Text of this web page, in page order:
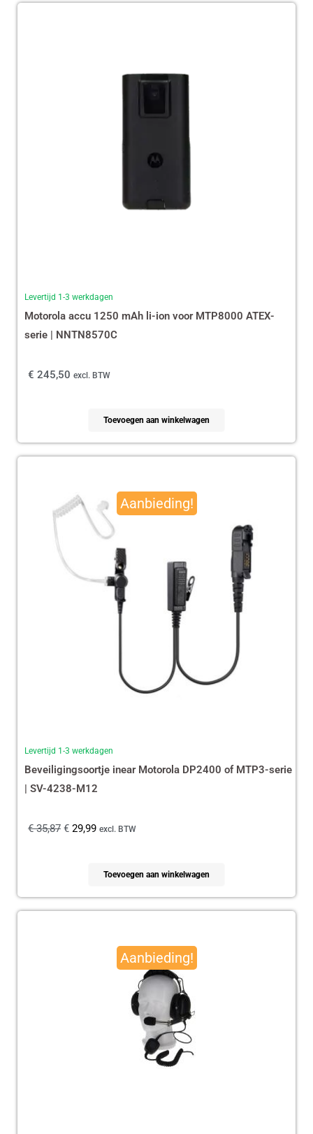
Levertijd 1-3 werkdagen
Motorola accu 1250 mAh li-ion voor MTP8000 ATEX-
serie | NNTN8570C
€ 245,50 excl. BTW
Toevoegen aan winkelwagen
Aanbieding!
Levertijd 1-3 werkdagen
Beveiligingsoortje inear Motorola DP2400 of MTP3-serie
| SV-4238-M12
€35,87
was:
€ 35,87.
€ 29,99
is:
€ 29,99.
excl. BTW
Toevoegen aan winkelwagen
Aanbieding!
€ 165,00.